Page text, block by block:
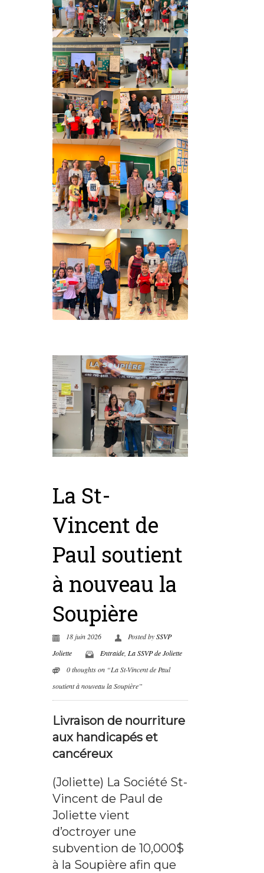
La St-
Vincent de
Paul soutient
à nouveau la
Soupière
18 juin 2026 Posted bySSVP
Joliette
Entraide La SSVP de Joliette
0 thoughts on “La St-Vincent de Paul
soutient à nouveau la Soupière”
Livraison de nourriture
aux handicapés et
cancéreux
(Joliette) La Société St-
Vincent de Paul de
Joliette vient
d’octroyer une
subvention de 10,000$
à la Soupière afin que